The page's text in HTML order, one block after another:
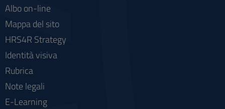
Albo on-line
Mappa del sito
HRS4R Strategy
Identità visiva
Rubrica
Note legali
E-Learning